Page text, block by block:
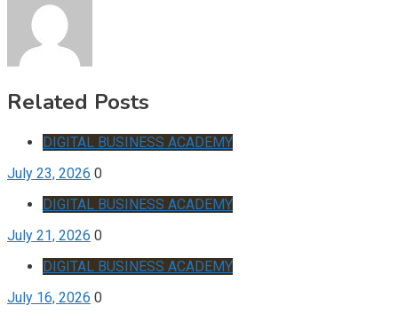
Related Posts
DIGITAL BUSINESS ACADEMY
July 23, 2026 0
DIGITAL BUSINESS ACADEMY
July 21, 2026 0
DIGITAL BUSINESS ACADEMY
July 16, 2026 0